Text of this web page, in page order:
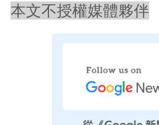
本文不授權媒體夥伴